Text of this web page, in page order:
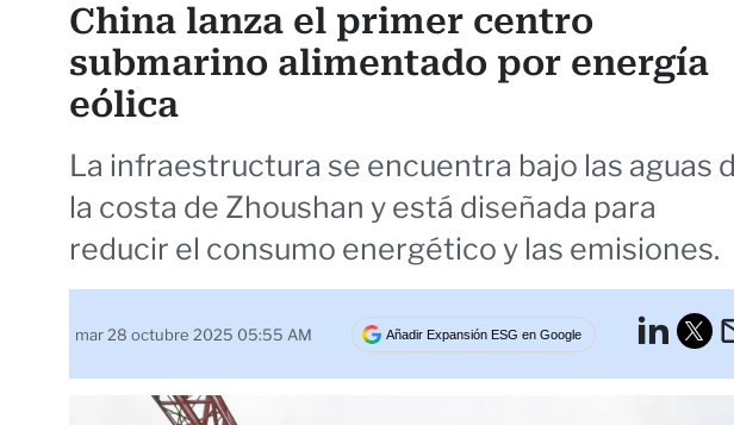
China lanza el primer centro
submarino alimentado por energía
eólica
La infraestructura se encuentra bajo las aguas
la costa de Zhoushan y está diseñada para
reducir el consumo energético y las emisiones.
mar 28 octubre 2025 05:55 AM Añadir Expansión ESG en Google